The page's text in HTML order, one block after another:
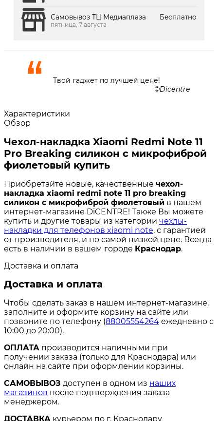
Самовывоз ТЦ Медиаплаза Бесплатно
пятница, 7 августа
Твой гаджет по лучшей цене!
Dicentre
Характеристики
Обзор
Чехол-накладка Xiaomi Redmi Note 11
Pro Breaking силикон с микрофиброй
фиолетовый купить
Приобретайте новые, качественные чехол-
накладка xiaomi redmi note 11 pro breaking
силикон с микрофиброй фиолетовый в нашем
интернет-магазине DiCENTRE! Также Вы можете
купить и другие товары из категории чехлы-
накладки для телефонов xiaomi note, с гарантией
от производителя, и по самой низкой цене. Всегда
есть в наличии в вашем городе Краснодар.
Доставка и оплата
Доставка и оплата
Чтобы сделать заказ в нашем интернет-магазине,
заполните и оформите корзину на сайте или
позвоните по телефону (88005554264 ежедневно с
10:00 до 20:00).
ОПЛАТА производится наличными при
получении заказа (только для Краснодара) или
онлайн на сайте при оформлении корзины.
САМОВЫВОЗ доступен в одном из наших
магазинов после подтверждения заказа
менеджером.
ДОСТАВКА курьером по г. Краснодару